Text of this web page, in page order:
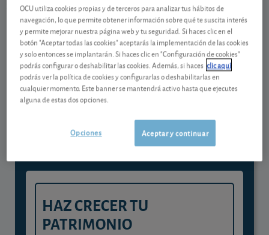
Sepa cómo.
Contenido reservado a SOCIOS
Gestiona tu dinero con visión
experta
y consigue que cada euro trabaje
para ti
HAZ CRECER TU
PATRIMONIO
OCU utiliza cookies propias y de terceros para analizar tus hábitos de
navegación, lo que permite obtener información sobre qué te suscita interés
y permite mejorar nuestra página web y tu seguridad. Si haces clic en el
botón "Aceptar todas las cookies" aceptarás la implementación de las cookies
y solo entonces se implantarán. Si haces clic en "Configuración de cookies"
podrás configurar o deshabilitar las cookies. Además, si haces clic aquí
podrás ver la política de cookies y configurarlas o deshabilitarlas en
cualquier momento. Este banner se mantendrá activo hasta que ejecutes
alguna de estas dos opciones.
Aceptar y continuar
Opciones